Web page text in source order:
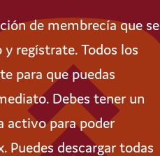
de membrecía que se
regístrate. Todos los
para que puedas
Debes tener un
activo para poder
Puedes descargar todas